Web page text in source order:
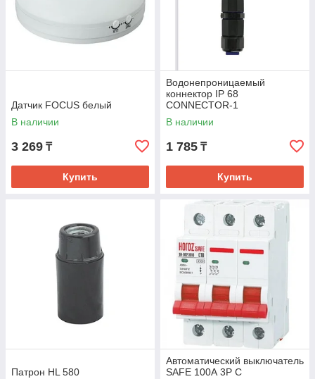
Датчик FOCUS белый
В наличии
3 269 ₸
Купить
Водонепроницаемый
коннектор IP 68
CONNECTOR-1
В наличии
1 785 ₸
Купить
Патрон HL 580
Автоматический выключатель
SAFE 100А 3P С